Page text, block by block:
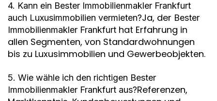
4. Kann ein Bester Immobilienmakler Frankfurt
auch Luxusimmobilien vermieten?Ja, der Bester
Immobilienmakler Frankfurt hat Erfahrung in
allen Segmenten, von Standardwohnungen
bis zu Luxusimmobilien und Gewerbeobjekten.
5. Wie wähle ich den richtigen Bester
Immobilienmakler Frankfurt aus?Referenzen,